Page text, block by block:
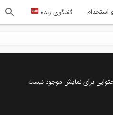
استخدام گفتگوی زنده
برای نمایش موجود نیست